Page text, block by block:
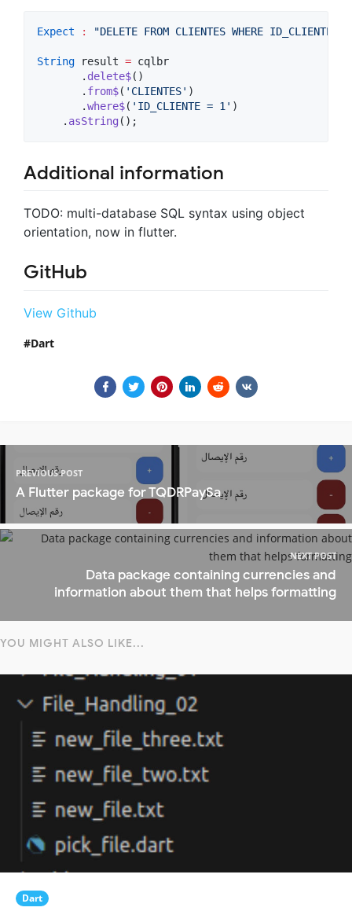
Expect : "DELETE FROM CLIENTES WHERE ID_CLIENTE
String result = cqlbr
       .
delete$()
       .
from$( 'CLIENTES' )
       .
where$( 'ID_CLIENTE = 1' )
    .
asString ();
Additional information
TODO: multi-database SQL syntax using object
orientation, now in flutter.
GitHub
View Github
Dart
PREVIOUS POST
A Flutter package for TQDRPaySa
NEXT POST
Data package containing currencies and
information about them that helps formatting
YOU MIGHT ALSO LIKE...
Dart